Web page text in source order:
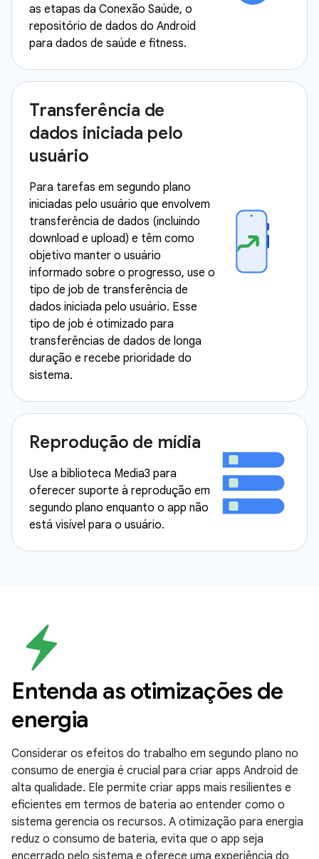
as etapas da Conexão Saúde, o
repositório de dados do Android
para dados de saúde e fitness.
Transferência de
dados iniciada pelo
usuário
Para tarefas em segundo plano
iniciadas pelo usuário que envolvem
transferência de dados (incluindo
download e upload) e têm como
objetivo manter o usuário
informado sobre o progresso, use o
tipo de job de transferência de
dados iniciada pelo usuário. Esse
tipo de job é otimizado para
transferências de dados de longa
duração e recebe prioridade do
sistema.
Reprodução de mídia
Use a biblioteca Media3 para
oferecer suporte à reprodução em
segundo plano enquanto o app não
está visível para o usuário.
Entenda as otimizações de
energia
Considerar os efeitos do trabalho em segundo plano no
consumo de energia é crucial para criar apps Android de
alta qualidade. Ele permite criar apps mais resilientes e
eficientes em termos de bateria ao entender como o
sistema gerencia os recursos. A otimização para energia
reduz o consumo de bateria, evita que o app seja
encerrado pelo sistema e oferece uma experiência do